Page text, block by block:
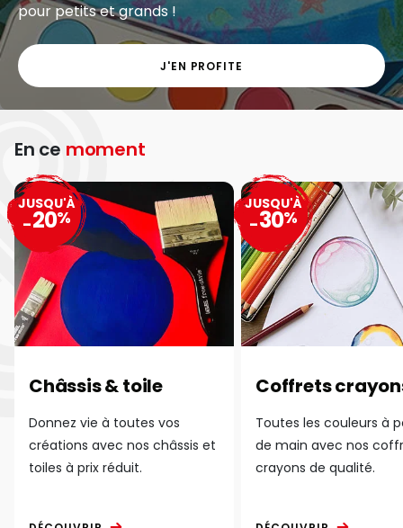
pour petits et grands !
J'EN PROFITE
En ce moment
Châssis & toile
Donnez vie à toutes vos
créations avec nos châssis et
toiles à prix réduit.
JUSQU'À
-20%
Coffrets
Toutes les couleurs à
de main avec nos
crayons de qualité.
JUSQU'À
-30%